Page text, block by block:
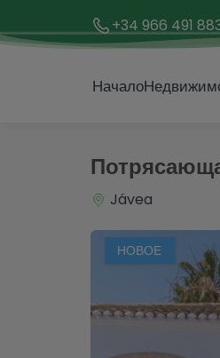
+34 966 491
Начало
Jávea
НОВОЕ
1 / 54